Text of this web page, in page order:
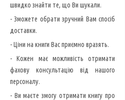
швидко знайти те, що Ви шукали.
- Зможете обрати зручний Вам спосіб
доставки.
- Ціни на книги Вас приємно вразять.
- Кожен має можливість отримати
фахову консультацію від нашого
персоналу.
- Ви маєте змогу отримати книгу про